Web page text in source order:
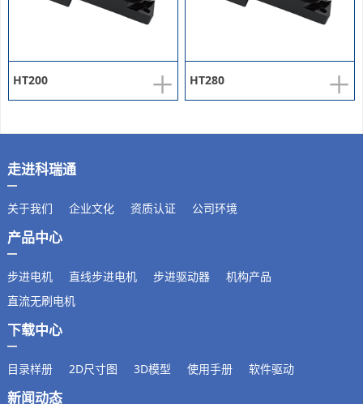
+
HT200 +
HT280
走进科瑞通
关于我们 企业文化 资质认证 公司环境
产品中心
步进电机 直线步进电机 步进驱动器
机构产品
直流无刷电机
下载中心
目录样册 2D尺寸图 3D模型 使用手册 软件驱动
新闻动态